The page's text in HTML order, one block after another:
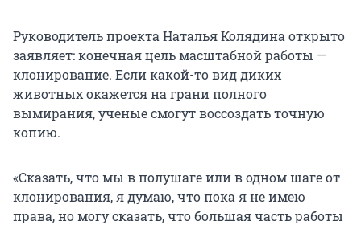
Руководитель проекта Наталья Колядина открыто
заявляет: конечная цель масштабной работы —
клонирование. Если какой-то вид диких
животных окажется на грани полного
вымирания, ученые смогут воссоздать точную
копию.
«Сказать, что мы в полушаге или в одном шаге от
клонирования, я думаю, что пока я не имею
права, но могу сказать, что большая часть работы